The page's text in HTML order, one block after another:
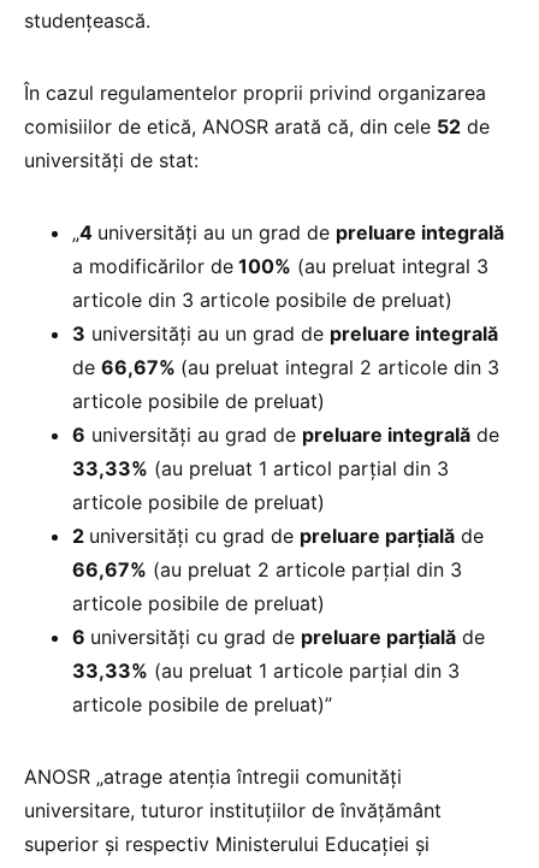
studențească.
În cazul regulamentelor proprii privind organizarea
comisiilor de etică, ANOSR arată că, din cele 52 de
universități de stat:
„4 universități au un grad de preluare integrală
a modificărilor de 100% (au preluat integral 3
articole din 3 articole posibile de preluat)
3 universități au un grad de preluare integrală
de 66,67% (au preluat integral 2 articole din 3
articole posibile de preluat)
6 universități au grad de preluare integrală de
33,33% (au preluat 1 articol parțial din 3
articole posibile de preluat)
2 universități cu grad de preluare parțială de
66,67% (au preluat 2 articole parțial din 3
articole posibile de preluat)
6 universități cu grad de preluare parțială de
33,33% (au preluat 1 articole parțial din 3
articole posibile de preluat)”
ANOSR „atrage atenția întregii comunități
universitare, tuturor instituțiilor de învățământ
superior și respectiv Ministerului Educației și